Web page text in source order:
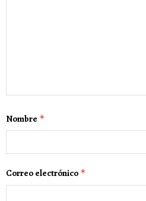
Nombre *
Correo electrónico *